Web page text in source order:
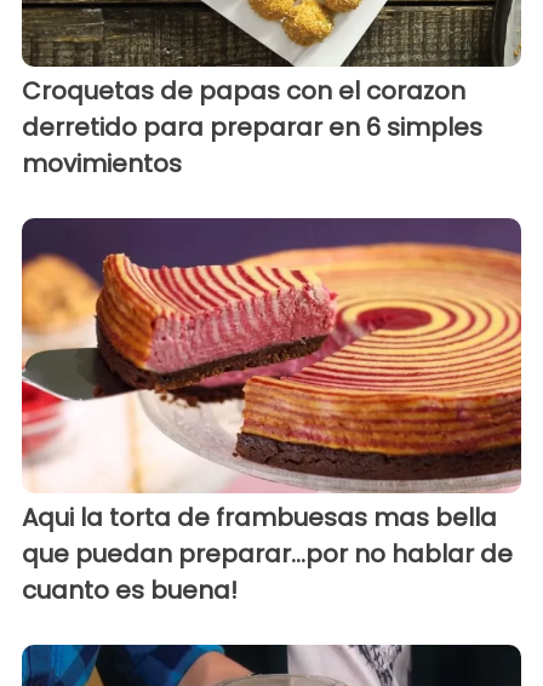
Croquetas de papas con el corazon
derretido para preparar en 6 simples
movimientos
Aqui la torta de frambuesas mas bella
que puedan preparar...por no hablar de
cuanto es buena!